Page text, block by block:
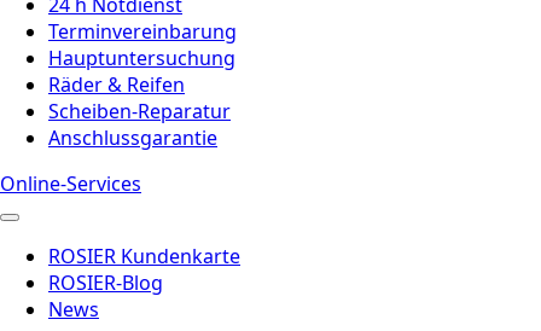
Terminvereinbarung
Hauptuntersuchung
Räder & Reifen
Scheiben-Reparatur
Anschlussgarantie
Online-Services
ROSIER Kundenkarte
ROSIER-Blog
News